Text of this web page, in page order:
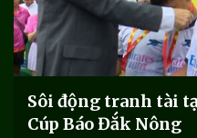
Sôi động tranh tài
Cúp Báo Đắk Nông